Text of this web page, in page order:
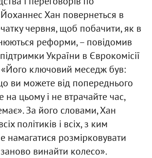
Хан повернеться в
червня, щоб побачити, як в
реформи, – повідомив
України в Єврокомісії
«Його ключовий меседж був:
ви можете від попереднього
на цьому і не втрачайте час,
За його словами, Хан
політиків і всіх, з ким
намагатися розмірковувати
винайти колесо».